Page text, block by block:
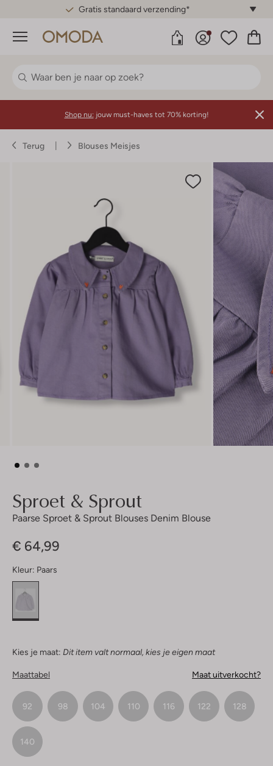
Gratis standaard verzending*
Menu
Shop nu: jouw must-haves tot 70% korting!
Terug Blouses Meisjes
Sproet & Sprout
Paarse Sproet & Sprout Blouses Denim Blouse
€ 64,99
Kleur: Paars
Kies je maat: Dit item valt normaal, kies je eigen maat
Maattabel Maat uitverkocht?
92 98 104 110 116 122 128
140